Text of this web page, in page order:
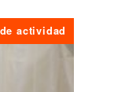
actividad